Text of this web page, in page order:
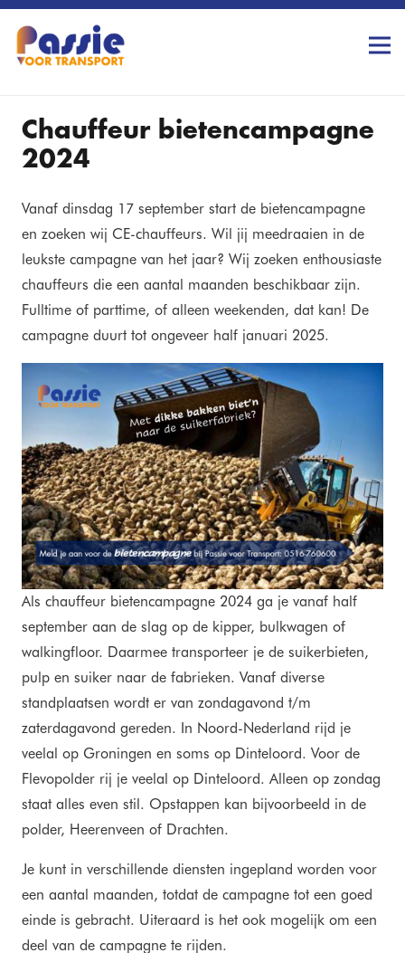
Chauffeur bietencampagne
2024
Vanaf dinsdag 17 september start de bietencampagne
en zoeken wij CE-chauffeurs. Wil jij meedraaien in de
leukste campagne van het jaar? Wij zoeken enthousiaste
chauffeurs die een aantal maanden beschikbaar zijn.
Fulltime of parttime, of alleen weekenden, dat kan! De
campagne duurt tot ongeveer half januari 2025.
Als chauffeur bietencampagne 2024 ga je vanaf half
september aan de slag op de kipper, bulkwagen of
walkingfloor. Daarmee transporteer je de suikerbieten,
pulp en suiker naar de fabrieken. Vanaf diverse
standplaatsen wordt er van zondagavond t/m
zaterdagavond gereden. In Noord-Nederland rijd je
veelal op Groningen en soms op Dinteloord. Voor de
Flevopolder rij je veelal op Dinteloord. Alleen op zondag
staat alles even stil. Opstappen kan bijvoorbeeld in de
polder, Heerenveen of Drachten.
Je kunt in verschillende diensten ingepland worden voor
een aantal maanden, totdat de campagne tot een goed
einde is gebracht. Uiteraard is het ook mogelijk om een
deel van de campagne te rijden.